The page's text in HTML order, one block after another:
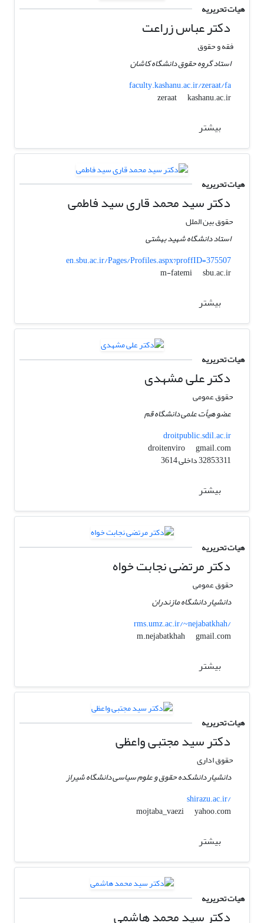
هیات تحریریه
دکتر عباس زراعت
فقه و حقوق
استاد گروه حقوق دانشگاه کاشان
faculty.kashanu.ac.ir/zeraat/fa
zeraat
kashanu.ac.ir
بیشتر
هیات تحریریه
دکتر سید محمد قاری سید فاطمی
حقوق بین الملل
استاد دانشگاه شهید بهشتی
en.sbu.ac.ir/Pages/Profiles.aspx?proffID=375507
m-fatemi
sbu.ac.ir
بیشتر
هیات تحریریه
دکتر علی مشهدی
حقوق عمومی
عضو هیأت علمی دانشگاه قم
droitpublic.sdil.ac.ir
droitenviro
gmail.com
بیشتر
هیات تحریریه
دکتر مرتضی نجابت خواه
حقوق عمومی
دانشیار دانشگاه مازندران
rms.umz.ac.ir/~nejabatkhah/
m.nejabatkhah
gmail.com
بیشتر
هیات تحریریه
دکتر سید مجتبی واعظی
حقوق اداری
دانشیار دانشکده حقوق و علوم سیاسی دانشگاه شیراز
shirazu.ac.ir/
mojtaba_vaezi
yahoo.com
بیشتر
هیات تحریریه
دکتر سید محمد هاشمی